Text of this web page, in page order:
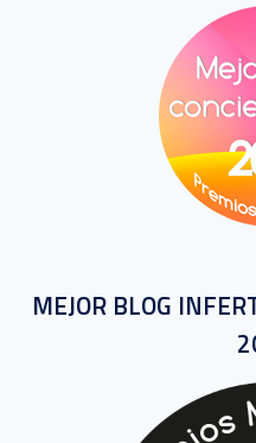
MEJOR BLOG